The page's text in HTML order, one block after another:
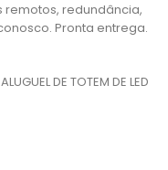
redundância,
Pronta entrega.
DE TOTEM DE LED